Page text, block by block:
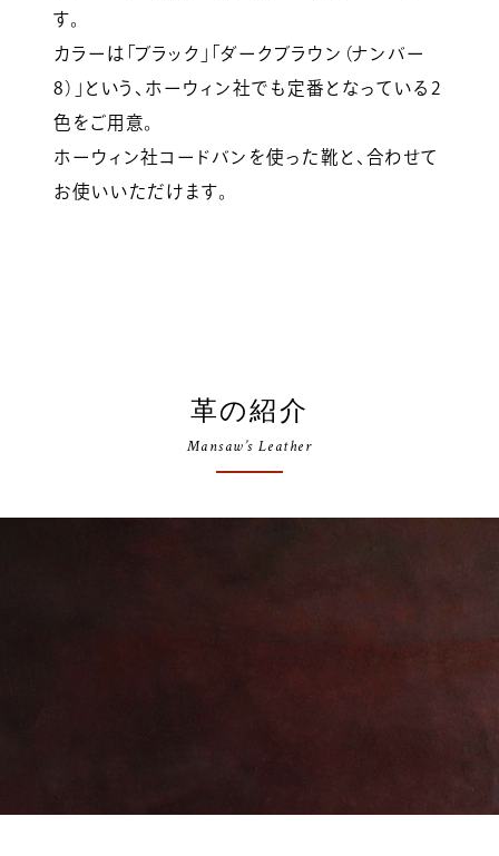
す。
カラーは「ブラック」「ダークブラウン（ナンバー
8）」という、ホーウィン社でも定番となっている2
色をご用意。
ホーウィン社コードバンを使った靴と、合わせて
お使いいただけます。
革の紹介
Mansaw’s Leather